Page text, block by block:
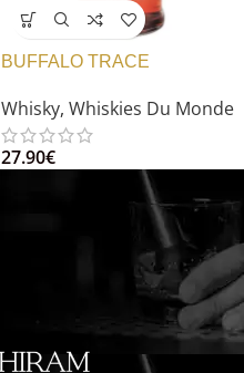
BUFFALO TRACE
Whisky, Whiskies Du Monde
27.90€